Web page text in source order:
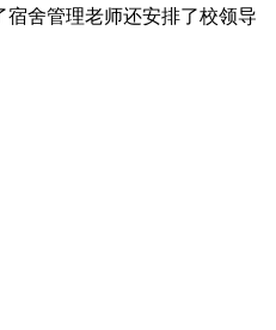
舍管理老师还安排了校领导